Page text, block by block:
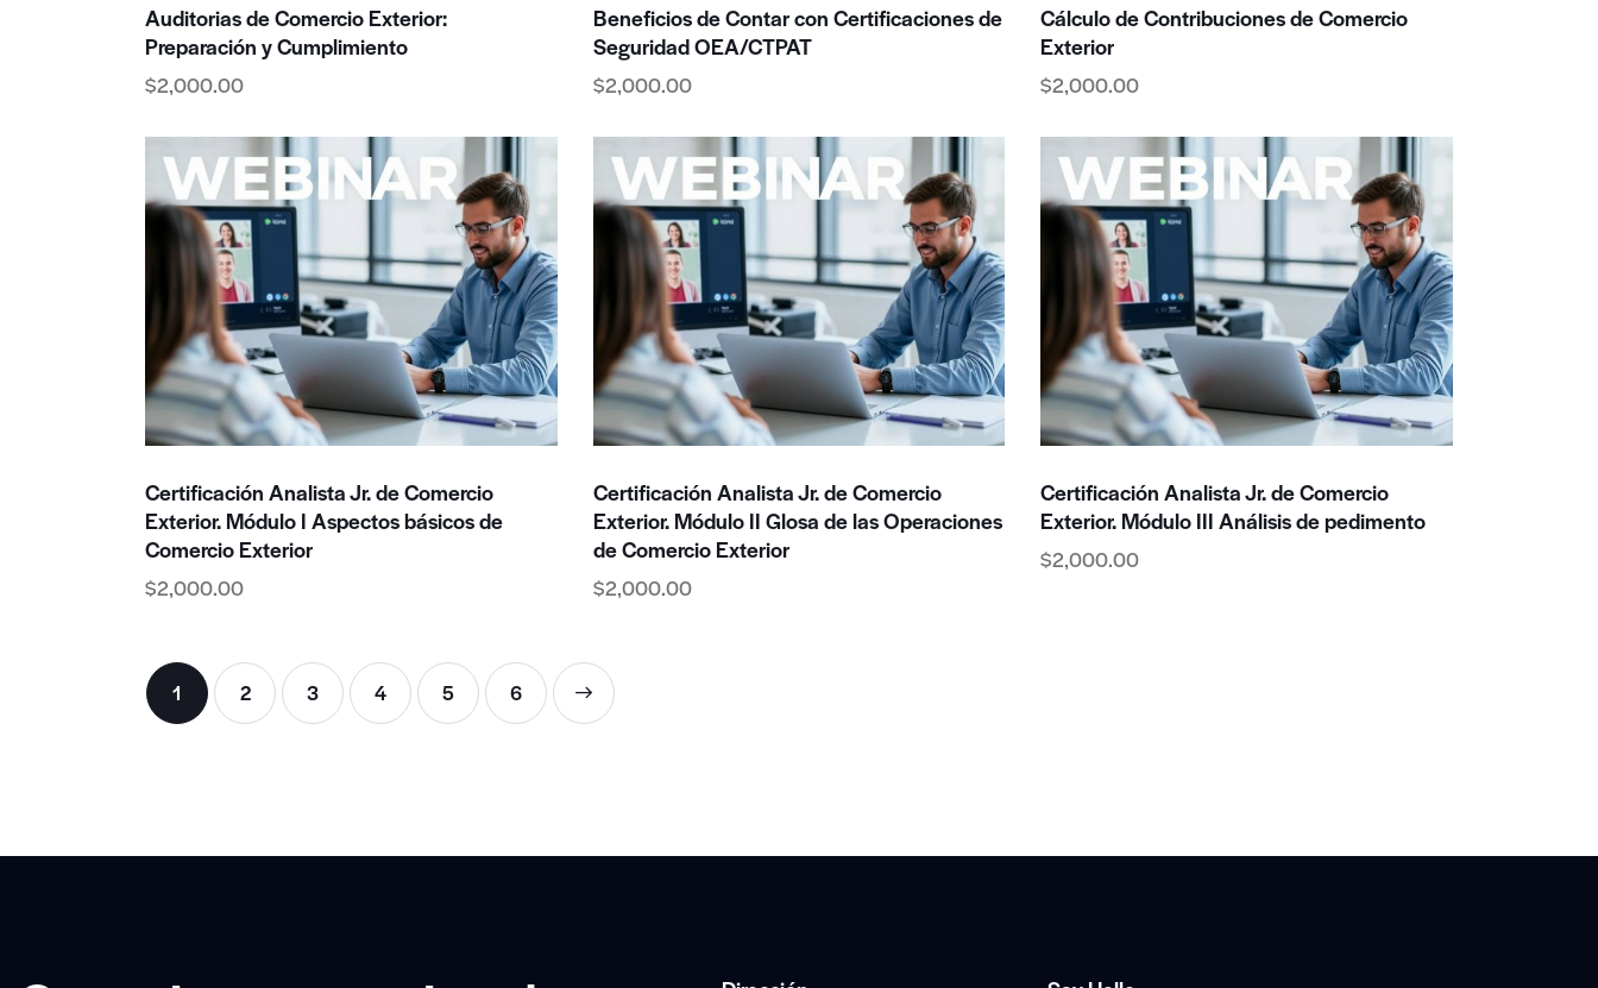
Auditorias de Comercio Exterior:
Preparación y Cumplimiento
$2,000.00
Beneficios de Contar con Certificaciones de
Seguridad OEA/CTPAT
$2,000.00
Cálculo de Contribuciones de Comercio
Exterior
$2,000.00
Certificación Analista Jr. de Comercio
Exterior. Módulo I Aspectos básicos de
Comercio Exterior
$2,000.00
Certificación Analista Jr. de Comercio
Exterior. Módulo II Glosa de las Operaciones
de Comercio Exterior
$2,000.00
Certificación Analista Jr. de Comercio
Exterior. Módulo III Análisis de pedimento
$2,000.00
1 2 3 4 5 6